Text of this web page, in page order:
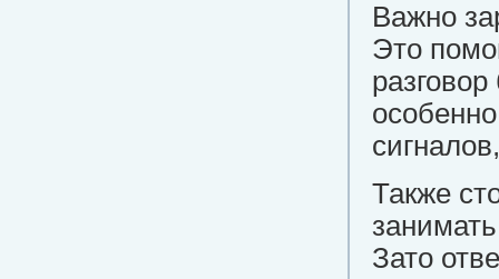
Важно
Это
Также
Зато